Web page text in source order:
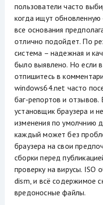
пользователи часто
когда ищут обновленную
все основания
отлично подойдет. По
система – надежная и
было выявлено. Но если
отпишитесь в
windows64.net часто
баг-репортов и отзывов.
установщик браузера и
изменения по умолчнию
каждый может без
браузера на свои
сборки перед
проверку на вирусы. ISO
dism, и всё содержимое
вредоносные файлы.